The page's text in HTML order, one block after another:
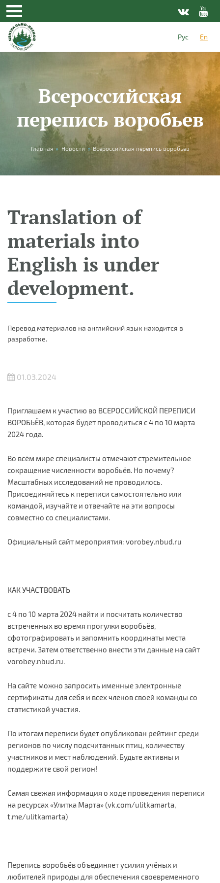
Skip to main content
Рус
En
Всероссийская
перепись воробьев
You are here
Главная » Новости » Всероссийская перепись воробьев
Translation of
materials into
English is under
development.
Перевод материалов на английский язык находится в
разработке.
01.03.2024
Приглашаем к участию во ВСЕРОССИЙСКОЙ ПЕРЕПИСИ
ВОРОБЬЁВ, которая будет проводиться с 4 по 10 марта
2024 года.
Во всём мире специалисты отмечают стремительное
сокращение численности воробьёв. Но почему?
Масштабных исследований не проводилось.
Присоединяйтесь к переписи самостоятельно или
командой, изучайте и отвечайте на эти вопросы
совместно со специалистами.
Официальный сайт мероприятия: vorobey.nbud.ru
КАК УЧАСТВОВАТЬ
с 4 по 10 марта 2024 найти и посчитать количество
встреченных во время прогулки воробьёв,
сфотографировать и запомнить координаты места
встречи. Затем ответственно внести эти данные на сайт
vorobey.nbud.ru.
На сайте можно запросить именные электронные
сертификаты для себя и всех членов своей команды со
статистикой участия.
По итогам переписи будет опубликован рейтинг среди
регионов по числу подсчитанных птиц, количеству
участников и мест наблюдений. Будьте активны и
поддержите свой регион!
Самая свежая информация о ходе проведения переписи
на ресурсах «Улитка Марта» (vk.com/ulitkamarta,
t.me/ulitkamarta)
Перепись воробьёв объединяет усилия учёных и
любителей природы для обеспечения своевременного